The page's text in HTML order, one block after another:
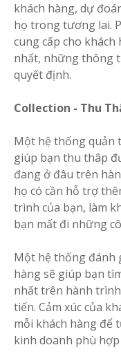
khách hàng, dự
họ trong tương lai.
cung cấp cho
nhất, những thông
quyết định.
Collection - Thu
Một hệ thống quản
giúp bạn thu thâp
đang ở đâu trên
họ có cần hỗ trợ
trình của bạn, làm
bạn mất đi những
Một hệ thống đánh
hàng sẽ giúp bạn
nhất trên hành
tiến. Cảm xúc của
mỗi khách hàng để
kinh doanh phù